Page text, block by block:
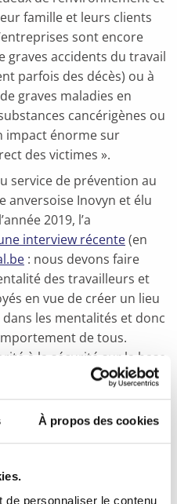
À propos des cookies
personnaliser le contenu
famille et leurs clients
sont encore
graves accidents du travail
parfois des décès) ou à
graves maladies en
cancérigènes ou
impact énorme sur
des victimes ».
service de prévention au
anversoise Inovyn et élu
2019, l’a
interview récente(en
: nous devons faire
des travailleurs et
en vue de créer un lieu
les mentalités et donc
de tous.
à la sécurité sur la base
sans aucune contrainte
Je ne pourrais pas mieux le
du port d’un uniforme,
les jeunes